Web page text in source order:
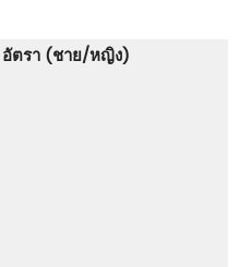
อัตรา (ชาย/หญิง)